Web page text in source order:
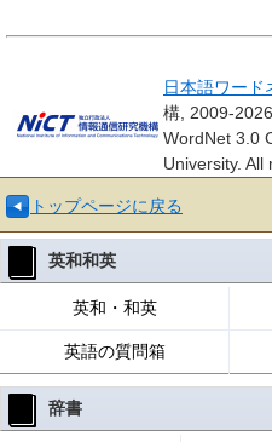
日本語ワード
構, 2009-2026
WordNet 3.0
University. All
トップページに戻る
英和和英
英和・和英
英語の質問箱
辞書